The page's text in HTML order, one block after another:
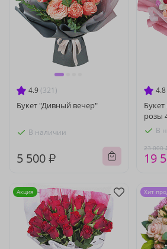
4.9 (321)
Букет "Дивный вечер"
В наличии
5 500 ₽
4.8
розы
В
23 000
19
Акция Хит